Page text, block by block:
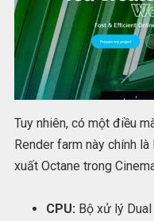
Tuy nhiên, có một điều
Render farm này chính
xuất Octane trong
CPU: Bộ xử lý